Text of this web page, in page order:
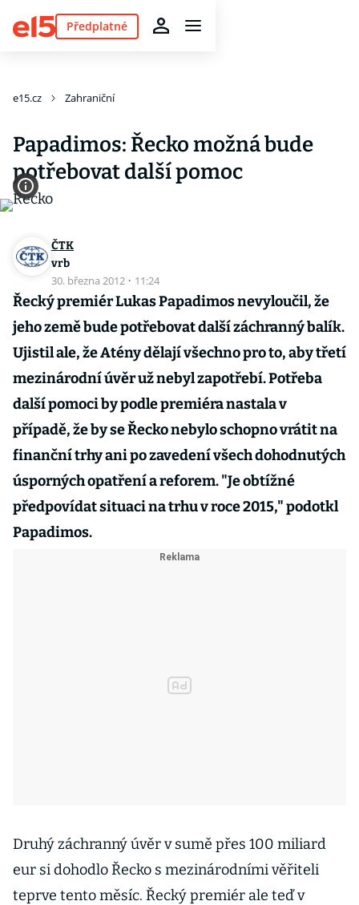
Předplatné
e15.cz Zahraniční
Papadimos: Řecko možná bude
potřebovat další pomoc
ČTK
vrb
30. března 2012 · 11:24
Řecký premiér Lukas Papadimos nevyloučil, že
jeho země bude potřebovat další záchranný balík.
Ujistil ale, že Atény dělají všechno pro to, aby třetí
mezinárodní úvěr už nebyl zapotřebí. Potřeba
další pomoci by podle premiéra nastala v
případě, že by se Řecko nebylo schopno vrátit na
finanční trhy ani po zavedení všech dohodnutých
úsporných opatření a reforem. "Je obtížné
předpovídat situaci na trhu v roce 2015," podotkl
Papadimos.
Druhý záchranný úvěr v sumě přes 100 miliard
eur si dohodlo Řecko s mezinárodními věřiteli
teprve tento měsíc. Řecký premiér ale teď v